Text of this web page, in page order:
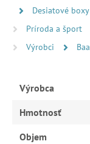
Desiatové boxy
Príroda a šport
Výrobci
Výrobca
Hmotnosť
Objem